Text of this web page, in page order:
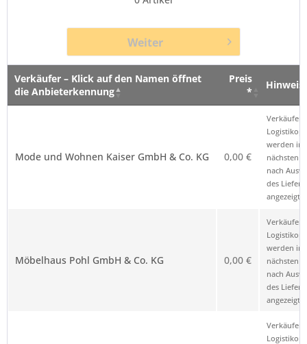
Weiter
Verkäufer – Klick auf den Namen öffnet
die Anbieterkennung
Preis
*
Hinweis
Mode und Wohnen Kaiser GmbH & Co. KG 0,00 €
Verkäufer
werden im
nächsten
nach
des
angezeigt.
Möbelhaus Pohl GmbH & Co. KG 0,00 €
Verkäufer
werden im
nächsten
nach
des
angezeigt.
Verkäufer